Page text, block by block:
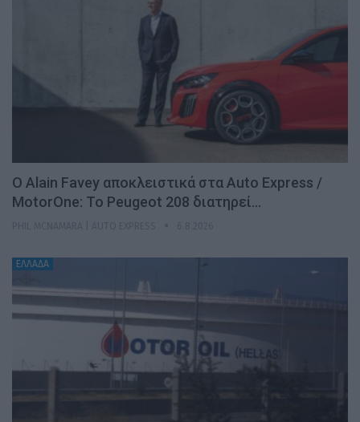
Ο Alain Favey αποκλειστικά στα Auto Express /
MotorOne: Το Peugeot 208 διατηρεί…
ΕΛΛΑΔΑ